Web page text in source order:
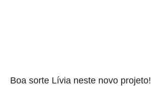
Boa sorte Lívia neste novo projeto!